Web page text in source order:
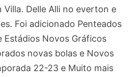
Delle Alli no everton e
Foi adicionado Penteados
Estádios Novos Gráficos
novas bolas e Novos
22-23 e Muito mais